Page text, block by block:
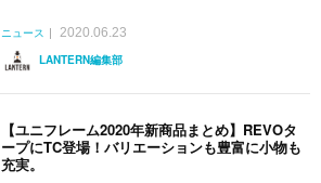
ニュース
2020.06.23
LANTERN編集部
【ユニフレーム2020年新商品まとめ】REVOタ
ープにTC登場！バリエーションも豊富に小物も
充実。